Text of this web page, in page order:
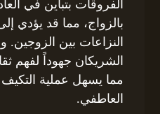
الفروقات بتباين في
بالزواج، مما قد يؤدي
النزاعات بين الزوجين.
الشريكان جهوداً لفهم
مما يسهل عملية التكيف
العاطفي.